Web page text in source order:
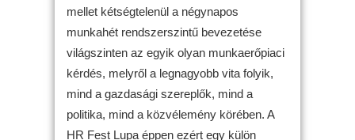
mellet kétségtelenül a négynapos
munkahét rendszerszintű bevezetése
világszinten az egyik olyan munkaerőpiaci
kérdés, melyről a legnagyobb vita folyik,
mind a gazdasági szereplők, mind a
politika, mind a közvélemény körében. A
HR Fest Lupa éppen ezért egy külön